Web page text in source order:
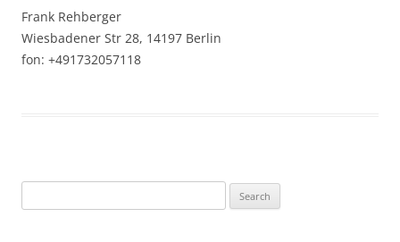
Frank Rehberger
Wiesbadener Str 28, 14197 Berlin
fon: +491732057118
for: